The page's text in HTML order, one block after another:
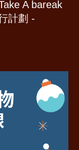
A bareak
計劃 -